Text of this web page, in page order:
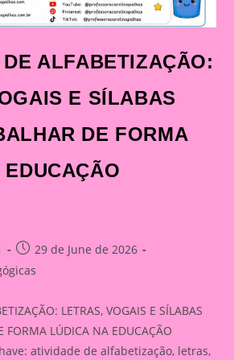
ALFABETIZAÇÃO:
E SÍLABAS
DE FORMA
Post
published:
29 de June de 2026
LETRAS, VOGAIS E SÍLABAS
FORMA LÚDICA NA EDUCAÇÃO
atividade de alfabetização, letras,